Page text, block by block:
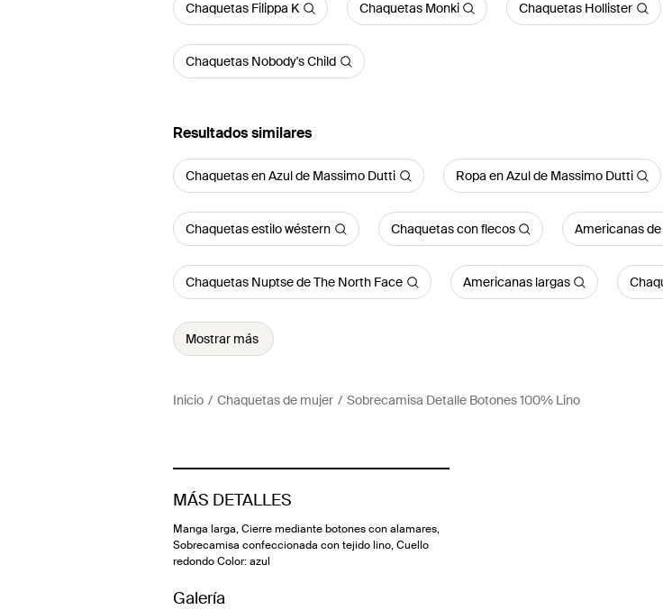
Chaquetas Filippa K Chaquetas Monki Chaquetas Hollister
Chaquetas Nobody's Child
Resultados similares
Chaquetas en Azul de Massimo Dutti Ropa en Azul de Massimo Dutti
Chaquetas estilo wéstern Chaquetas con flecos Americanas
Chaquetas Nuptse de The North Face Americanas largas
Mostrar más
Inicio Chaquetas de mujer Sobrecamisa Detalle Botones 100% Lino
MÁS DETALLES
Manga larga, Cierre mediante botones con alamares,
Sobrecamisa confeccionada con tejido lino, Cuello
redondo Color: azul
Galería